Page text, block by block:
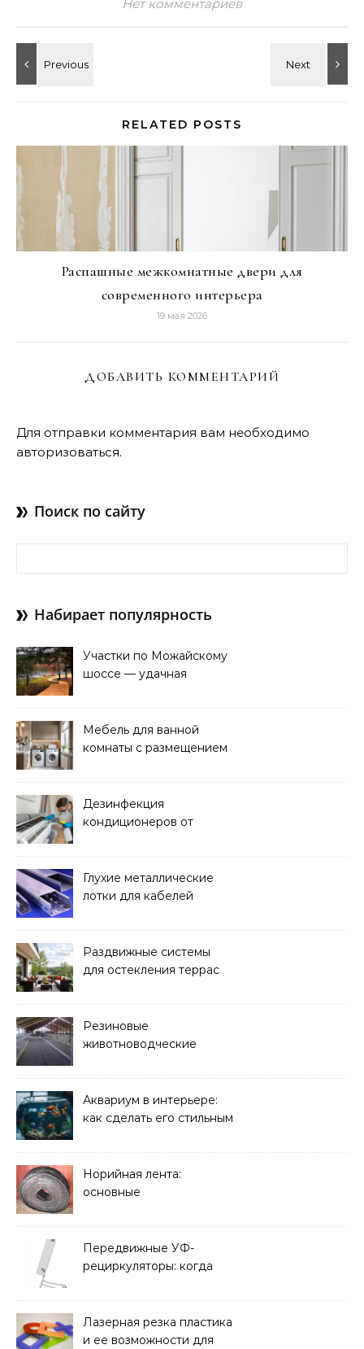
Нет комментариев
RELATED POSTS
Распашные межкомнатные двери для
современного интерьера
19 мая 2026
ДОБАВИТЬ КОММЕНТАРИЙ
Для отправки комментария вам необходимо
авторизоваться.
Поиск по сайту
Набирает популярность
Участки по Можайскому
шоссе — удачная
Мебель для ванной
комнаты с размещением
Дезинфекция
кондиционеров от
Глухие металлические
лотки для кабелей
Раздвижные системы
для остекления террас
Резиновые
животноводческие
решать
Аквариум в интерьере:
как сделать его стильным
Норийная лента:
основные
и советы по выбору
Передвижные УФ-
рециркуляторы: когда
Лазерная резка пластика
и ее возможности для